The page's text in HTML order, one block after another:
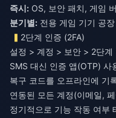
즉시: OS, 보안 패치, 게임
분기별: 전용 게임 기기 공
2단계 인증 (2FA)
설정 > 계정 > 보안 > 2단계
SMS 대신 인증 앱(OTP) 사
복구 코드를 오프라인에 기
연동된 모든 계정(이메일,
정기적으로 기능 작동 여부